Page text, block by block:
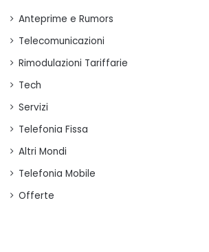
Anteprime e Rumors
Telecomunicazioni
Rimodulazioni Tariffarie
Tech
Servizi
Telefonia Fissa
Altri Mondi
Telefonia Mobile
Offerte